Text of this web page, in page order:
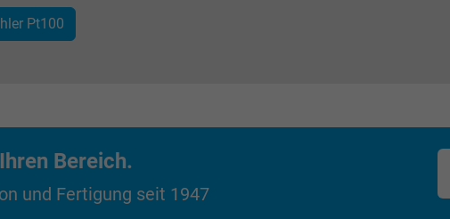
Wird verwendet, um die Aktionen eines
test_cookie, Google DoubleClick
Google LLC
Pt100
Bereich.
und Fertigung seit 1947